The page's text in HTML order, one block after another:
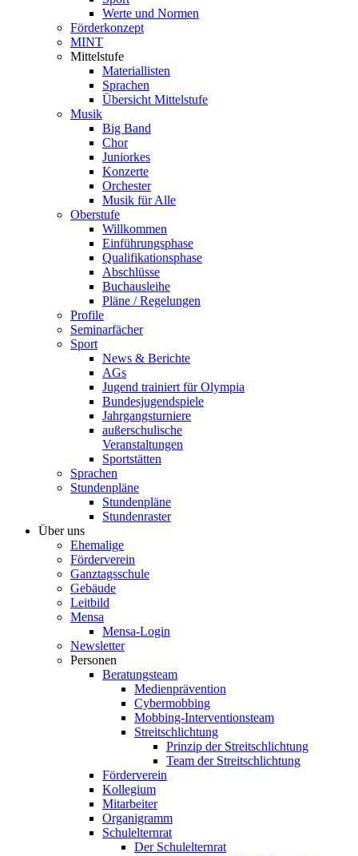
Werte und Normen
Förderkonzept
MINT
Mittelstufe
Materiallisten
Sprachen
Übersicht Mittelstufe
Musik
Big Band
Chor
Juniorkes
Konzerte
Orchester
Musik für Alle
Oberstufe
Willkommen
Einführungsphase
Qualifikationsphase
Abschlüsse
Buchausleihe
Pläne / Regelungen
Profile
Seminarfächer
Sport
News & Berichte
AGs
Jugend trainiert für Olympia
Bundesjugendspiele
Jahrgangsturniere
außerschulische
Veranstaltungen
Sportstätten
Sprachen
Stundenpläne
Stundenpläne
Stundenraster
Über uns
Ehemalige
Förderverein
Ganztagsschule
Gebäude
Leitbild
Mensa
Mensa-Login
Newsletter
Personen
Beratungsteam
Medienprävention
Cybermobbing
Mobbing-Interventionsteam
Streitschlichtung
Prinzip der Streitschlichtung
Team der Streitschlichtung
Förderverein
Kollegium
Mitarbeiter
Organigramm
Schulelternrat
Der Schulelternrat